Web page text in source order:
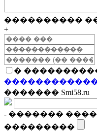
����������
+
�
������� Smi58.ru
- �������
���������